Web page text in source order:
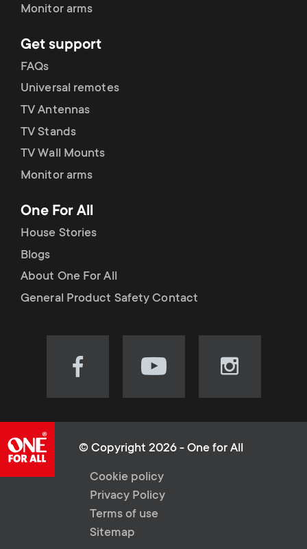
Monitor arms
Get support
FAQs
Universal remotes
TV Antennas
TV Stands
TV Wall Mounts
Monitor arms
One For All
House Stories
Blogs
About One For All
General Product Safety Contact
Visit
(opens
new
tab)
Visit
(opens
new
tab)
Visit
(opens
© Copyright 2026 - One for All
L
e
Cookie policy
Privacy Policy
Terms of use
Sitemap